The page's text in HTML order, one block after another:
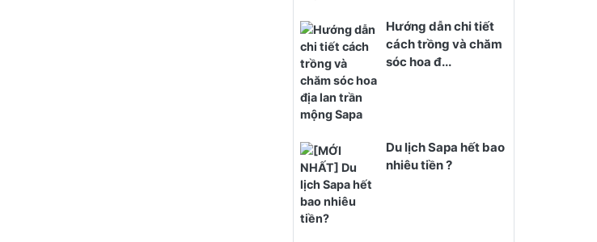
Hướng dẫn chi tiết
cách trồng và chăm
sóc hoa đ...
Du lịch Sapa hết bao
nhiêu tiền ?